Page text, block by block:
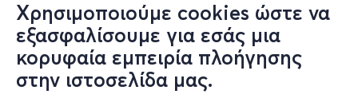
Χρησιμοποιούμε cookies ώστε να
εξασφαλίσουμε για εσάς μια
κορυφαία εμπειρία πλοήγησης
στην ιστοσελίδα μας.